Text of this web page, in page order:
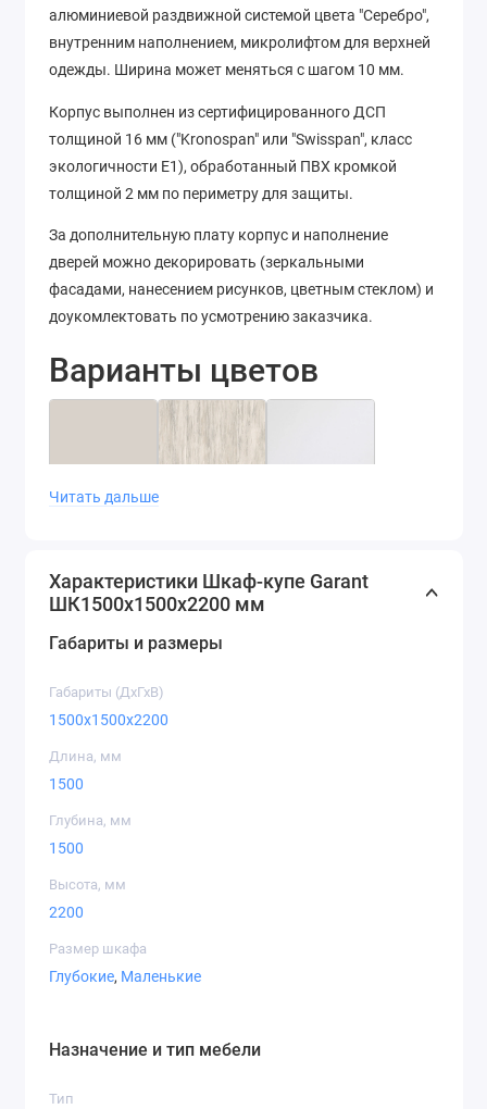
алюминиевой раздвижной системой цвета "Серебро",
внутренним наполнением, микролифтом для верхней
одежды. Ширина может меняться с шагом 10 мм.
Корпус выполнен из сертифицированного ДСП
толщиной 16 мм ("Kronospan" или "Swisspan", класс
экологичности Е1), обработанный ПВХ кромкой
толщиной 2 мм по периметру для защиты.
За дополнительную плату корпус и наполнение
дверей можно декорировать (зеркальными
фасадами, нанесением рисунков, цветным стеклом) и
доукомлектовать по усмотрению заказчика.
Варианты цветов
Дуб артизан
Дуб крафт
золотой
Дуб
приморский
Читать дальше
Характеристики Шкаф-купе Garant
ШК1500х1500х2200 мм
Габариты и размеры
Габариты (ДхГхВ)
1500x1500x2200
Длина, мм
1500
Глубина, мм
1500
Высота, мм
2200
Размер шкафа
Глубокие, Маленькие
Назначение и тип мебели
Тип